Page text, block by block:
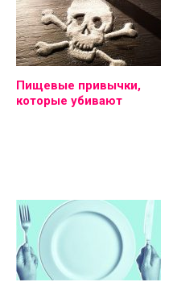
Пищевые привычки,
которые убивают